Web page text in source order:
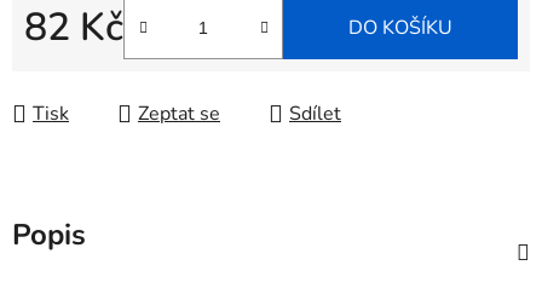
82 Kč
Měrná cena:
DO KOŠÍKU
Tisk Zeptat se Sdílet
Popis